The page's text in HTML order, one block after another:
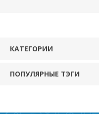
КАТЕГОРИИ
ПОПУЛЯРНЫЕ ТЭГИ